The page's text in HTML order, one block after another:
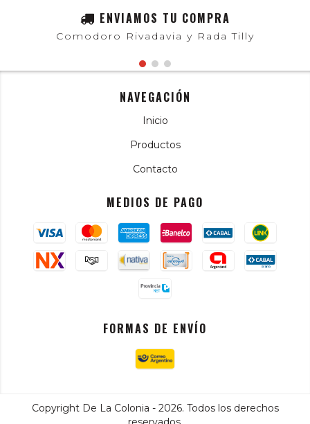
ENVIAMOS TU COMPRA
Comodoro Rivadavia y Rada Tilly
NAVEGACIÓN
Inicio
Productos
Contacto
MEDIOS DE PAGO
FORMAS DE ENVÍO
Copyright De La Colonia - 2026. Todos los derechos